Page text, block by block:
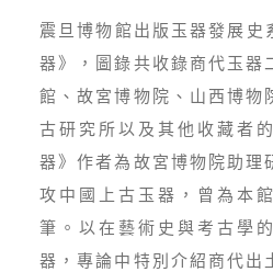
震旦博物館出版玉器發展
器》，圖錄共收錄商代玉器
館、故宮博物院、山西博物
古研究所以及其他收藏者
器》作者為故宮博物院助理
攻中國上古玉器，曾為本
筆。以在藝術史與考古學
器，專論中特別介紹商代出